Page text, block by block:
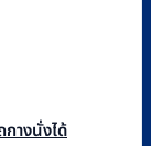
างนั่งได้